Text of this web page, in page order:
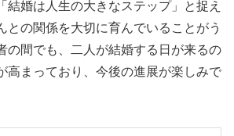
結婚は人生の大きなステップ」と捉え
との関係を大切に育んでいることがう
の間でも、二人が結婚する日が来るの
高まっており、今後の進展が楽しみで